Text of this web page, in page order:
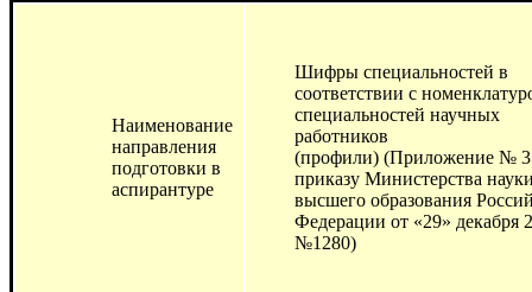
Наименование
направления
подготовки в
аспирантуре
Шифры специальностей в
соответствии с
специальностей научных
работников
(профили) (Приложение №
приказу Министерства
высшего образования
Федерации от «29» декабря
№1280)